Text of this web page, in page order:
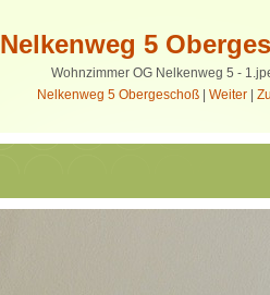
Nelkenweg 5
Wohnzimmer OG Nelkenweg 5 -
Nelkenweg 5 Obergeschoß| Weiter